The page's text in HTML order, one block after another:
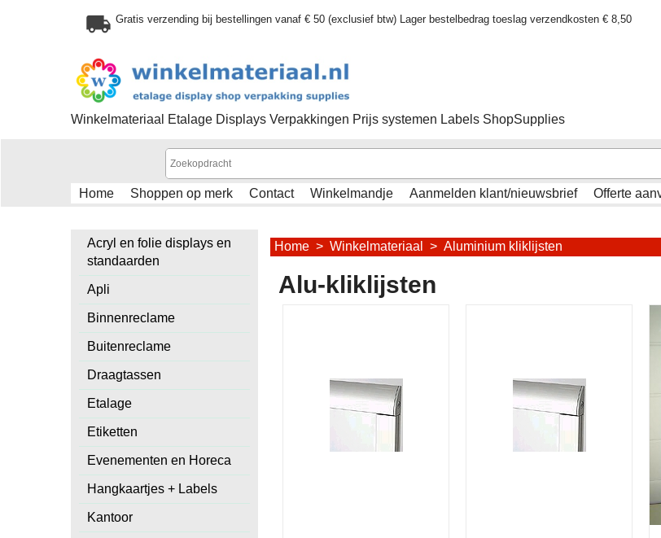
Gratis verzending bij bestellingen vanaf € 50 (exclusief btw) Lager bestelbedrag toeslag verzendkosten € 8,50
Winkelmateriaal Etalage Displays Verpakkingen Prijs systemen Labels ShopSupplies
Home Shoppen op merk Contact Winkelmandje Aanmelden klant/nieuwsbrief Offerte
Acryl en folie displays en
standaarden
Apli
Binnenreclame
Buitenreclame
Draagtassen
Etalage
Etiketten
Evenementen en Horeca
Hangkaartjes + Labels
Kantoor
Home > Winkelmateriaal > Aluminium kliklijsten
Alu-kliklijsten